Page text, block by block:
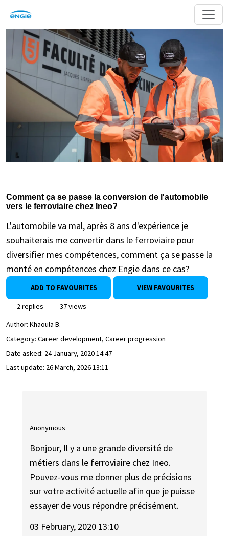
Comment ça se passe la conversion de l'automobile
vers le ferroviaire chez Ineo?
L'automobile va mal, après 8 ans d'expérience je
souhaiterais me convertir dans le ferroviaire pour
diversifier mes compétences, comment ça se passe la
monté en compétences chez Engie dans ce cas?
ADD TO FAVOURITES VIEW FAVOURITES
2 replies
37 views
Author: Khaoula B.
Category: Career development, Career progression
Date asked: 24 January, 2020 14:47
Last update: 26 March, 2026 13:11
Anonymous
Bonjour, Il y a une grande diversité de
métiers dans le ferroviaire chez Ineo.
Pouvez-vous me donner plus de précisions
sur votre activité actuelle afin que je puisse
essayer de vous répondre précisément.
03 February, 2020 13:10